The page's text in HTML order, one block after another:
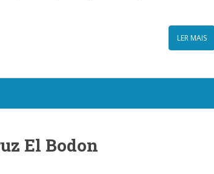
LER MAIS
El Bodon